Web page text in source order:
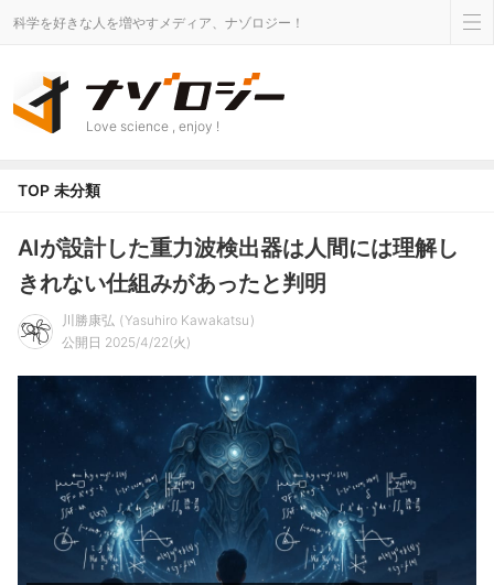
科学を好きな人を増やすメディア、ナゾロジー！
Love science , enjoy !
TOP 未分類
AIが設計した重力波検出器は人間には理解し
きれない仕組みがあったと判明
川勝康弘
Yasuhiro Kawakatsu
公開日 2025/4/22(火)